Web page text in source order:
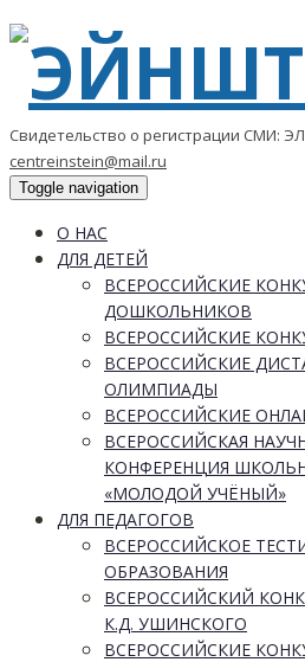
Свидетельство о регистрации СМИ:
centreinstein@mail.ru
Toggle navigation
О НАС
ДЛЯ ДЕТЕЙ
ВСЕРОССИЙСКИЕ
ДОШКОЛЬНИКОВ
ВСЕРОССИЙСКИЕ
ВСЕРОССИЙСКИЕ
ОЛИМПИАДЫ
ВСЕРОССИЙСКИЕ
ВСЕРОССИЙСКАЯ
КОНФЕРЕНЦИЯ
«МОЛОДОЙ УЧЁНЫЙ»
ДЛЯ ПЕДАГОГОВ
ВСЕРОССИЙСКОЕ
ОБРАЗОВАНИЯ
ВСЕРОССИЙСКИЙ
К.Д. УШИНСКОГО
ВСЕРОССИЙСКИЕ